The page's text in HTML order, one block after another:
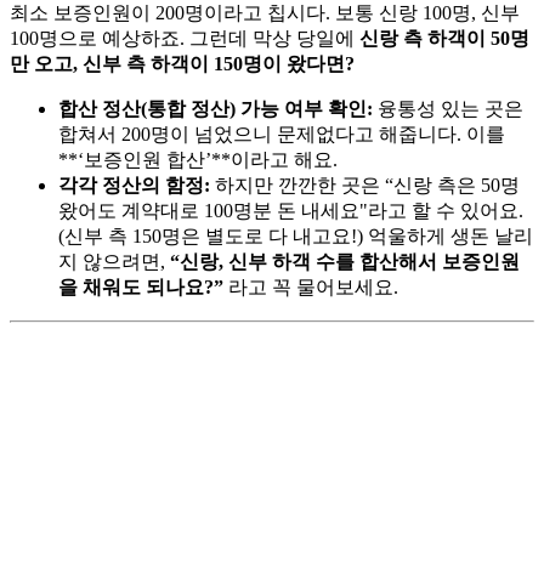
최소 보증인원이 200명이라고 칩시다. 보통 신랑 100명, 신부
100명으로 예상하죠. 그런데 막상 당일에 신랑 측 하객이 50명
만 오고, 신부 측 하객이 150명이 왔다면?
합산 정산(통합 정산) 가능 여부 확인: 융통성 있는 곳은
합쳐서 200명이 넘었으니 문제없다고 해줍니다. 이를
**‘보증인원 합산’**이라고 해요.
각각 정산의 함정: 하지만 깐깐한 곳은 “신랑 측은 50명
왔어도 계약대로 100명분 돈 내세요"라고 할 수 있어요.
(신부 측 150명은 별도로 다 내고요!) 억울하게 생돈 날리
지 않으려면, “신랑, 신부 하객 수를 합산해서 보증인원
을 채워도 되나요?” 라고 꼭 물어보세요.